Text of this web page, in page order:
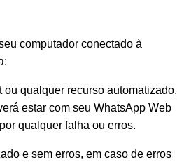
computador conectado à
qualquer recurso automatizado,
estar com seu WhatsApp Web
qualquer falha ou erros.
e sem erros, em caso de erros